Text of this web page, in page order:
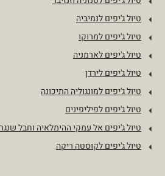
טיול ג'יפים לנמיביה
טיול ג'יפים למרוקו
טיול ג'יפים לארמניה
טיול ג'יפים לירדן
טיול ג'יפים למונגוליה התיכונה
טיול ג'יפים לפיליפינים
טיול ג'יפים אל עמקי ההימלאיה וחבל
טיול ג'יפים לקוסטה ריקה